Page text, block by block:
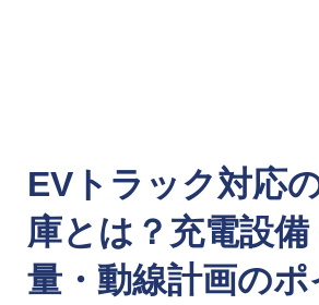
EVトラック対応
庫とは？充電設
量・動線計画のポ